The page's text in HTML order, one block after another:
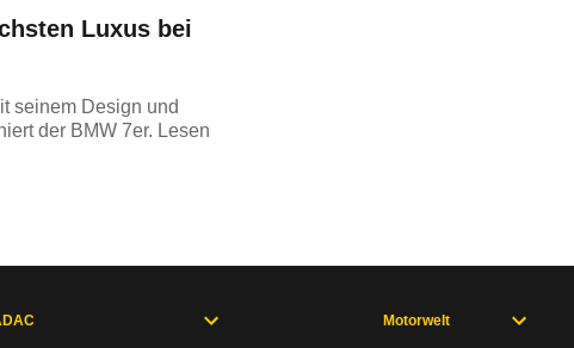
Luxus bei
seinem Design und
der BMW 7er. Lesen
Motorwelt